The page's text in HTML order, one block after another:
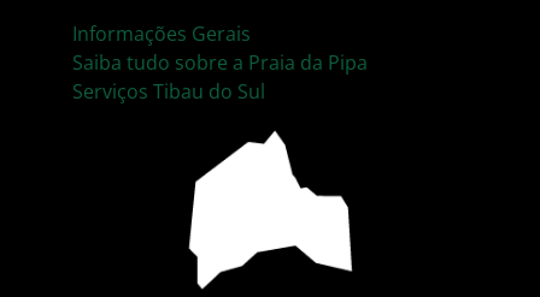
Informações Gerais
Saiba tudo sobre a Praia da Pipa
Serviços Tibau do Sul